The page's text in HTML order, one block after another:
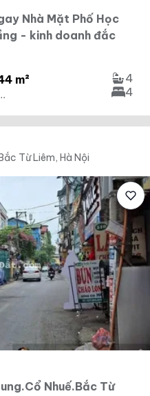
Nhà Mặt Phố Học
- kinh doanh đắc
m²
4
4
Từ Liêm, Hà Nội
Nhuế.Bắc Từ